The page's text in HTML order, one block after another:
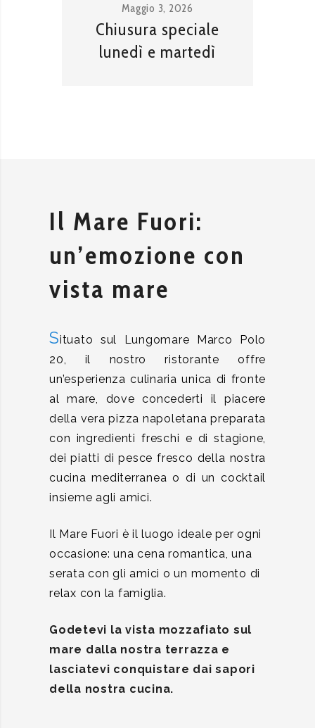
Maggio 3, 2026
Chiusura speciale
lunedì e martedì
Il Mare Fuori:
un’emozione con
vista mare
Situato sul Lungomare Marco Polo
20, il nostro ristorante offre
un’esperienza culinaria unica di fronte
al mare, dove concederti il piacere
della vera pizza napoletana preparata
con ingredienti freschi e di stagione,
dei piatti di pesce fresco della nostra
cucina mediterranea o di un cocktail
insieme agli amici.
Il Mare Fuori è il luogo ideale per ogni
occasione: una cena romantica, una
serata con gli amici o un momento di
relax con la famiglia.
Godetevi la vista mozzafiato sul
mare dalla nostra terrazza e
lasciatevi conquistare dai sapori
della nostra cucina.